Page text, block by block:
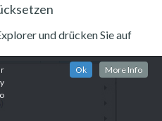
und drücken Sie auf
Ok More Info